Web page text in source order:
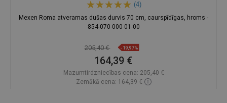
(4)
Mexen Roma atveramas dušas durvis 70 cm, caurspīdīgas, hroms -
854-070-000-01-00
205,40 € -19,97%
164,39 €
Mazumtirdzniecības cena: 205,40 €
Zemākā cena: 164,39 €